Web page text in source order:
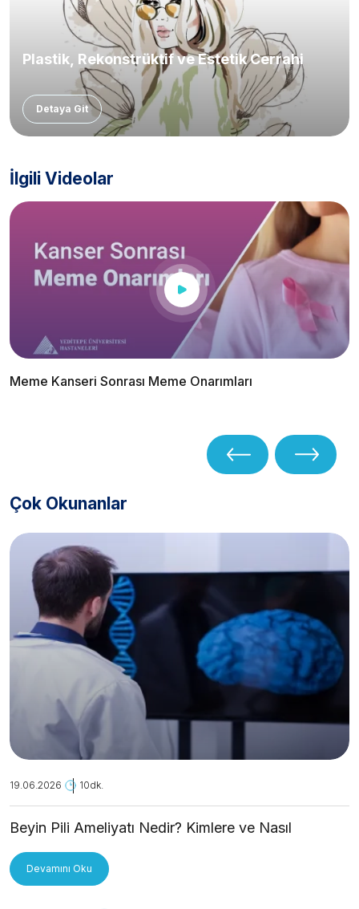
Plastik, Rekonstrüktif ve Estetik Cerrahi
Detaya Git
İlgili Videolar
Meme Kanseri Sonrası Meme Onarımları
Çok Okunanlar
19.06.2026 10dk.
Beyin Pili Ameliyatı Nedir? Kimlere ve Nasıl
Devamını Oku